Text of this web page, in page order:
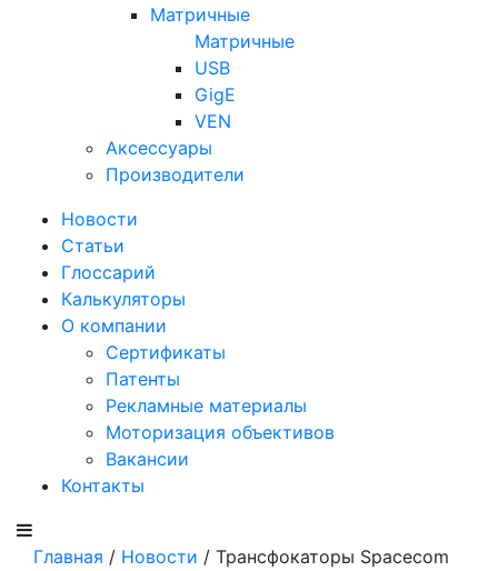
Матричные
Матричные
USB
GigE
VEN
Аксессуары
Производители
Новости
Статьи
Глоссарий
Калькуляторы
О компании
Сертификаты
Патенты
Рекламные материалы
Моторизация объективов
Вакансии
Контакты
Главная / Новости / Трансфокаторы Spacecom